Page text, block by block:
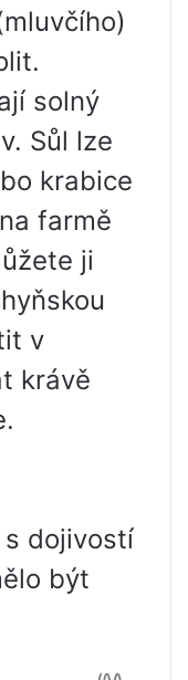
solný
Sůl lze
krabice
farmě
ji
v
krávě
dojivostí
být